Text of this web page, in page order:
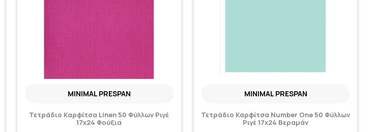
MINIMAL PRESPAN
Τετράδιο Καρφίτσα Linen 50 Φύλλων Ριγέ
17x24 Φούξια
MINIMAL PRESPAN
Τετράδιο Καρφίτσα Number One 50 Φύλλων
Ριγέ 17x24 Βεραμάν